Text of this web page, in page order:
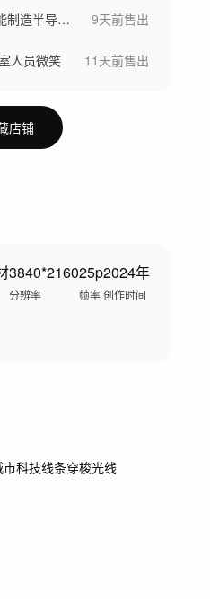
半导体芯片开发生产智能制造半导体晶圆制造 9天前售出
人员微笑 11天前售出
店铺
3840*2160
分辨率
25p
帧率
2024年
创作时间
科技线条穿梭光线